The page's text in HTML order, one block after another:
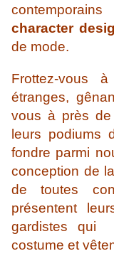
character
de mode.
Frottez-vous
étranges,
vous à près
leurs podiums
fondre parmi
conception de
de toutes
présentent
gardistes qui
costume et